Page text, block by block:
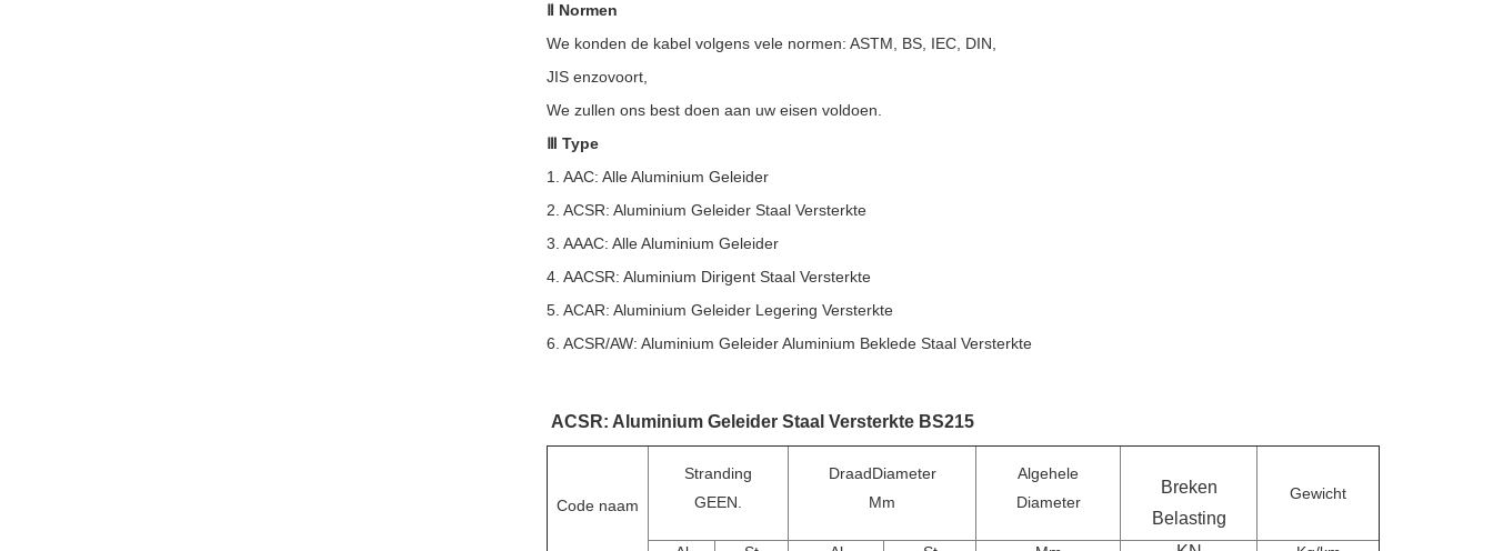
Ⅱ Normen
We konden de kabel volgens vele normen: ASTM, BS, IEC, DIN,
JIS enzovoort,
We zullen ons best doen aan uw eisen voldoen.
Ⅲ Type
1. AAC: Alle Aluminium Geleider
2. ACSR: Aluminium Geleider Staal Versterkte
3. AAAC: Alle Aluminium Geleider
4. AACSR: Aluminium Dirigent Staal Versterkte
5. ACAR: Aluminium Geleider Legering Versterkte
6. ACSR/AW: Aluminium Geleider Aluminium Beklede Staal Versterkte
ACSR: Aluminium Geleider Staal Versterkte BS215
Code naam
Stranding
GEEN.
DraadDiameter
Mm
Algehele
Diameter
Breken
Belasting
Gewicht